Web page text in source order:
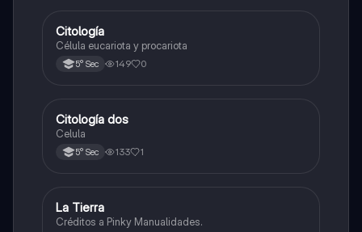
Ciencia y Tecnología
Citología
Célula eucariota y procariota
5° Sec 149 0
Ciencia y Tecnología
Citología dos
Celula
5° Sec 133 1
Biología
La Tierra
Créditos a Pinky Manualidades.